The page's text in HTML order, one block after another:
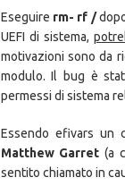
Eseguire rm- rf /
UEFI di sistema,
motivazioni sono da
modulo. Il bug è
permessi di sistema
Essendo efivars un
Matthew Garret (a
sentito chiamato in